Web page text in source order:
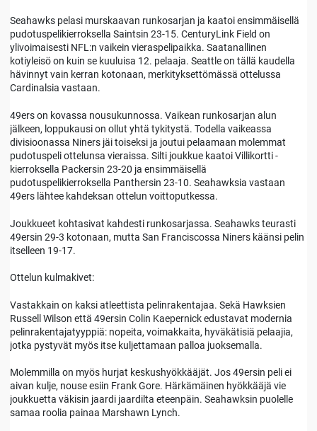
Seahawks pelasi murskaavan runkosarjan ja kaatoi ensimmäisellä
pudotuspelikierroksella Saintsin 23-15. CenturyLink Field on
ylivoimaisesti NFL:n vaikein vieraspelipaikka. Saatanallinen
kotiyleisö on kuin se kuuluisa 12. pelaaja. Seattle on tällä kaudella
hävinnyt vain kerran kotonaan, merkityksettömässä ottelussa
Cardinalsia vastaan.
49ers on kovassa nousukunnossa. Vaikean runkosarjan alun
jälkeen, loppukausi on ollut yhtä tykitystä. Todella vaikeassa
divisioonassa Niners jäi toiseksi ja joutui pelaamaan molemmat
pudotuspeli ottelunsa vieraissa. Silti joukkue kaatoi Villikortti -
kierroksella Packersin 23-20 ja ensimmäisellä
pudotuspelikierroksella Panthersin 23-10. Seahawksia vastaan
49ers lähtee kahdeksan ottelun voittoputkessa.
Joukkueet kohtasivat kahdesti runkosarjassa. Seahawks teurasti
49ersin 29-3 kotonaan, mutta San Franciscossa Niners käänsi pelin
itselleen 19-17.
Ottelun kulmakivet:
Vastakkain on kaksi atleettista pelinrakentajaa. Sekä Hawksien
Russell Wilson että 49ersin Colin Kaepernick edustavat modernia
pelinrakentajatyyppiä: nopeita, voimakkaita, hyväkätisiä pelaajia,
jotka pystyvät myös itse kuljettamaan palloa juoksemalla.
Molemmilla on myös hurjat keskushyökkääjät. Jos 49ersin peli ei
aivan kulje, nouse esiin Frank Gore. Härkämäinen hyökkääjä vie
joukkuetta väkisin jaardi jaardilta eteenpäin. Seahawksin puolelle
samaa roolia painaa Marshawn Lynch.